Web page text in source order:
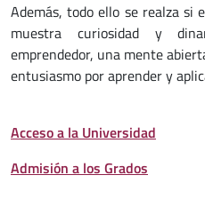
Además, todo ello se realza si
muestra curiosidad y
emprendedor, una mente
entusiasmo por aprender y
Acceso a la Universidad
Admisión a los Grados